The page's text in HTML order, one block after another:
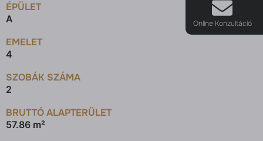
Online Konzultáció
ÉPÜLET
A
EMELET
4
SZOBÁK SZÁMA
2
BRUTTÓ ALAPTERÜLET
57.86 m²